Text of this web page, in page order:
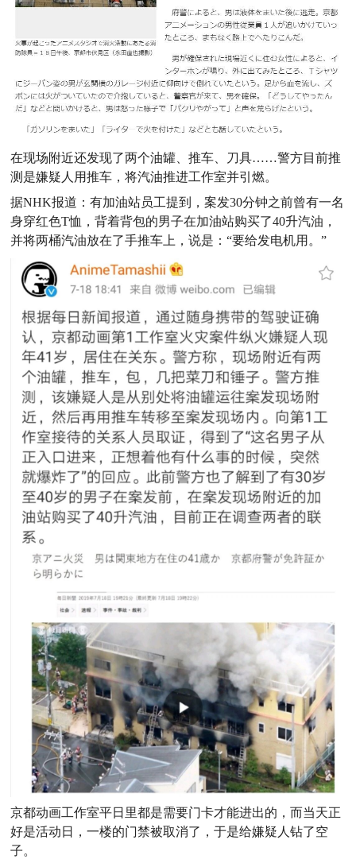
在现场附近还发现了两个油罐、推车、刀具……警方目前推
测是嫌疑人用推车，将汽油推进工作室并引燃。
据NHK报道：有加油站员工提到，案发30分钟之前曾有一名
身穿红色T恤，背着背包的男子在加油站购买了40升汽油，
并将两桶汽油放在了手推车上，说是：“要给发电机用。”
京都动画工作室平日里都是需要门卡才能进出的，而当天正
好是活动日，一楼的门禁被取消了，于是给嫌疑人钻了空
子。